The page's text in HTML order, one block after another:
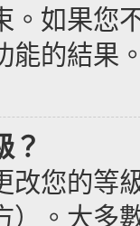
。如果您
能的結果
？
改您的等
）。大多